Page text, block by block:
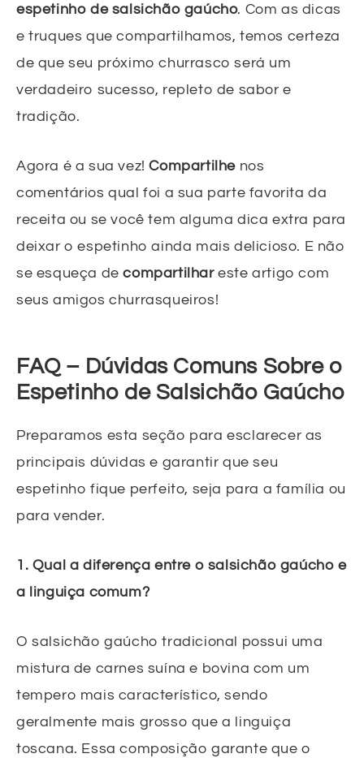
espetinho de salsichão gaúcho. Com as dicas
e truques que compartilhamos, temos certeza
de que seu próximo churrasco será um
verdadeiro sucesso, repleto de sabor e
tradição.
Agora é a sua vez!Compartilhe nos
comentários qual foi a sua parte favorita da
receita ou se você tem alguma dica extra para
deixar o espetinho ainda mais delicioso. E não
se esqueça decompartilhareste artigo com
seus amigos churrasqueiros!
FAQ – Dúvidas Comuns Sobre o
Espetinho de Salsichão Gaúcho
Preparamos esta seção para esclarecer as
principais dúvidas e garantir que seu
espetinho fique perfeito, seja para a família ou
para vender.
1. Qual a diferença entre o salsichão gaúcho e
a linguiça comum?
O salsichão gaúcho tradicional possui uma
mistura de carnes suína e bovina com um
tempero mais característico, sendo
geralmente mais grosso que a linguiça
toscana. Essa composição garante que o